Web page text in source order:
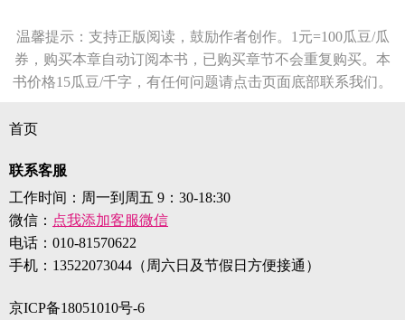
温馨提示：支持正版阅读，鼓励作者创作。1元=100瓜豆/瓜
券，购买本章自动订阅本书，已购买章节不会重复购买。本
书价格15瓜豆/千字，有任何问题请点击页面底部联系我们。
首页
联系客服
工作时间：周一到周五 9：30-18:30
微信： 点我添加客服微信
电话： 010-81570622
手机： 13522073044（周六日及节假日方便接通）
京ICP备18051010号-6